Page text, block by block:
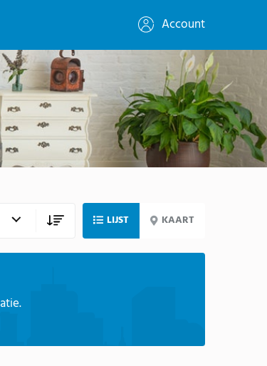
Account
LIJST KAART